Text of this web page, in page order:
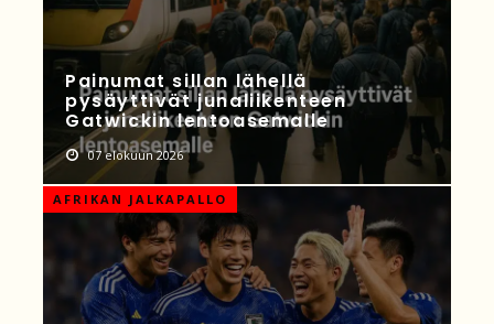
Painumat sillan lähellä
pysäyttivät junaliikenteen
Gatwickin lentoasemalle
07 elokuun 2026
AFRIKAN JALKAPALLO